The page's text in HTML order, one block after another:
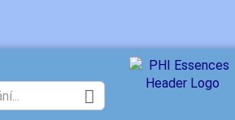
Změnit jazyk